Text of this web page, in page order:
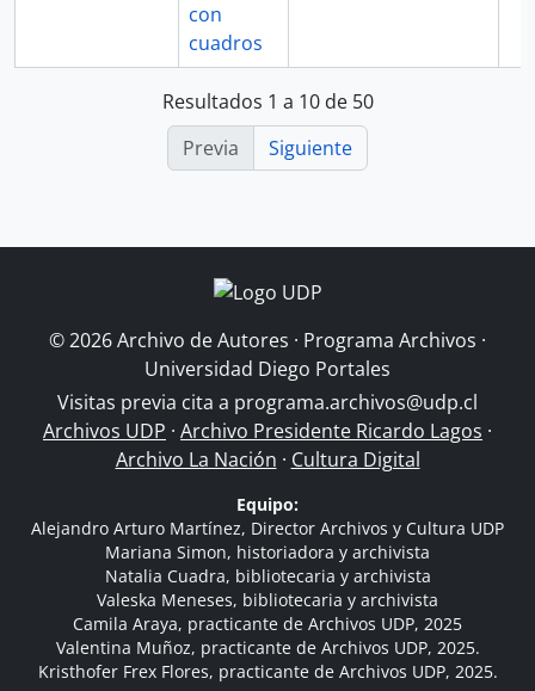
con
cuadros
Resultados 1 a 10 de 50
Previa
Siguiente
© 2026 Archivo de Autores · Programa Archivos ·
Universidad Diego Portales
Visitas previa cita a programa.archivos@udp.cl
Archivos UDP · Archivo Presidente Ricardo Lagos ·
Archivo La Nación · Cultura Digital
Equipo:
Alejandro Arturo Martínez, Director Archivos y Cultura UDP
Mariana Simon, historiadora y archivista
Natalia Cuadra, bibliotecaria y archivista
Valeska Meneses, bibliotecaria y archivista
Camila Araya, practicante de Archivos UDP, 2025
Valentina Muñoz, practicante de Archivos UDP, 2025.
Kristhofer Frex Flores, practicante de Archivos UDP, 2025.